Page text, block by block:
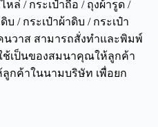
หล่ / กระเป๋าถือ / ถุงผ้ารูด /
บ / กระเป๋าผ้าดิบ / กระเป๋า
นวาส สามารถสั่งทำและพิมพ์
เป็นของสมนาคุณให้ลูกค้า
กค้าในนามบริษัท เพื่อยก